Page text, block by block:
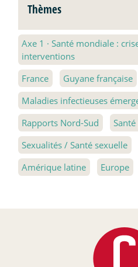
Thèmes
Axe 1 · Santé mondiale :
interventions
France
Guyane française
Maladies infectieuses
Rapports Nord-Sud
Sexualités / Santé sexuelle
Amérique latine
Europe